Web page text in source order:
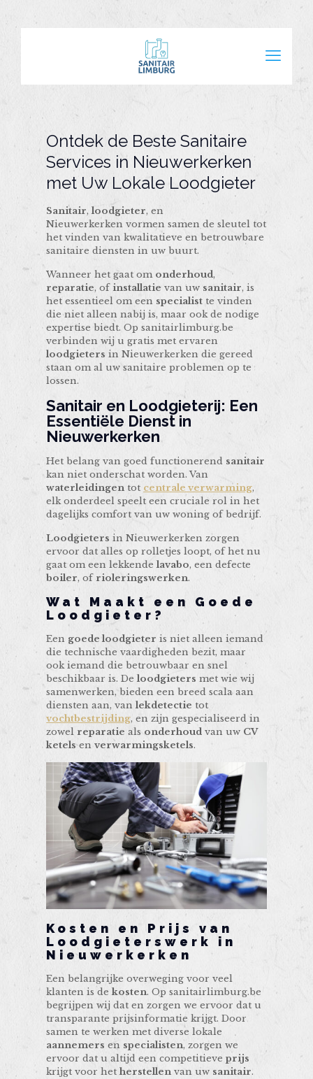
Ontdek de Beste Sanitaire
Services in Nieuwerkerken
met Uw Lokale Loodgieter
Sanitair,loodgieter, en
Nieuwerkerken vormen samen de sleutel tot
het vinden van kwalitatieve en betrouwbare
sanitaire diensten in uw buurt.
Wanneer het gaat om onderhoud,
reparatie, of installatie van uw sanitair, is
het essentieel om een specialist te vinden
die niet alleen nabij is, maar ook de nodige
expertise biedt. Op sanitairlimburg.be
verbinden wij u gratis met ervaren
loodgieters in Nieuwerkerken die gereed
staan om al uw sanitaire problemen op te
lossen.
Sanitair en Loodgieterij: Een
Essentiële Dienst in
Nieuwerkerken
Het belang van goed functionerend sanitair
kan niet onderschat worden. Van
waterleidingen tot centrale verwarming,
elk onderdeel speelt een cruciale rol in het
dagelijks comfort van uw woning of bedrijf.
Loodgieters in Nieuwerkerken zorgen
ervoor dat alles op rolletjes loopt, of het nu
gaat om een lekkendelavabo, een defecte
boiler, of rioleringswerken.
Wat Maakt een Goede
Loodgieter?
Een goede loodgieter is niet alleen iemand
die technische vaardigheden bezit, maar
ook iemand die betrouwbaar en snel
beschikbaar is. Deloodgieters met wie wij
samenwerken, bieden een breed scala aan
diensten aan, vanlekdetectie tot
vochtbestrijding, en zijn gespecialiseerd in
zowel reparatie als onderhoud van uw CV
ketelsenverwarmingsketels.
Kosten en Prijs van
Loodgieterswerk in
Nieuwerkerken
Een belangrijke overweging voor veel
klanten is dekosten. Op sanitairlimburg.be
begrijpen wij dat en zorgen we ervoor dat u
transparante prijsinformatie krijgt. Door
samen te werken met diverse lokale
aannemers en specialisten, zorgen we
ervoor dat u altijd een competitieveprijs
krijgt voor hetherstellen van uw sanitair.